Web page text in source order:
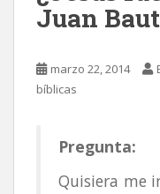
Juan
marzo 22, 2014
bíblicas
Pregunta:
Quisiera me